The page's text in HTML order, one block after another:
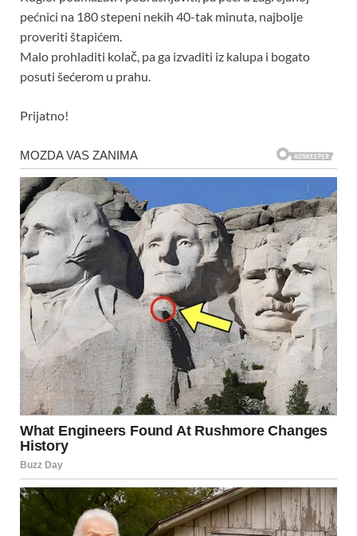
pećnici na 180 stepeni nekih 40-tak minuta, najbolje
proveriti štapićem.
Malo prohladiti kolač, pa ga izvaditi iz kalupa i bogato
posuti šećerom u prahu.
Prijatno!